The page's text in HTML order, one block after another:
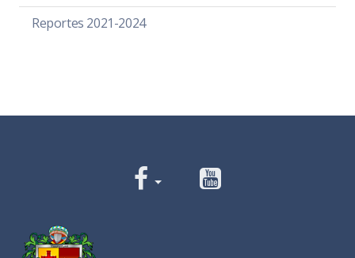
Reportes 2021-2024